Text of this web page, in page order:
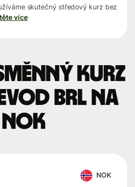
skutečný středový kurz bez
více
kurz
BRL na
NOK
NOK